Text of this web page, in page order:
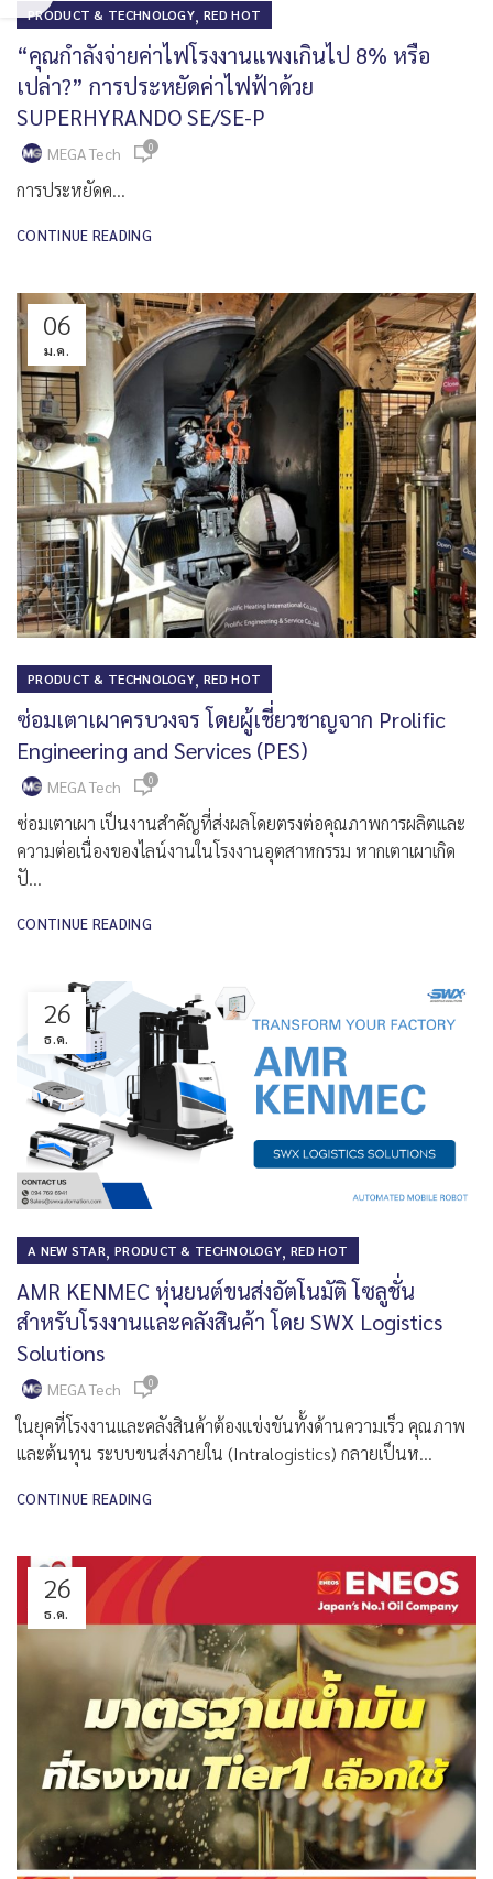
PRODUCT & TECHNOLOGY, RED HOT
“คุณกำลังจ่ายค่าไฟโรงงานแพงเกินไป 8% หรือ
เปล่า?” การประหยัดค่าไฟฟ้าด้วย
SUPERHYRANDO SE/SE-P
MEGA Tech 0
การประหยัดค...
CONTINUE READING
06
ม.ค.
PRODUCT & TECHNOLOGY, RED HOT
ซ่อมเตาเผาครบวงจร โดยผู้เชี่ยวชาญจาก Prolific
Engineering and Services (PES)
MEGA Tech 0
ซ่อมเตาเผา เป็นงานสำคัญที่ส่งผลโดยตรงต่อคุณภาพการผลิตและ
ความต่อเนื่องของไลน์งานในโรงงานอุตสาหกรรม หากเตาเผาเกิด
ปั...
CONTINUE READING
26
ธ.ค.
A NEW STAR, PRODUCT & TECHNOLOGY, RED HOT
AMR KENMEC หุ่นยนต์ขนส่งอัตโนมัติ โซลูชั่น
สำหรับโรงงานและคลังสินค้า โดย SWX Logistics
Solutions
MEGA Tech 0
ในยุคที่โรงงานและคลังสินค้าต้องแข่งขันทั้งด้านความเร็ว คุณภาพ
และต้นทุน ระบบขนส่งภายใน (Intralogistics) กลายเป็นห...
CONTINUE READING
26
ธ.ค.